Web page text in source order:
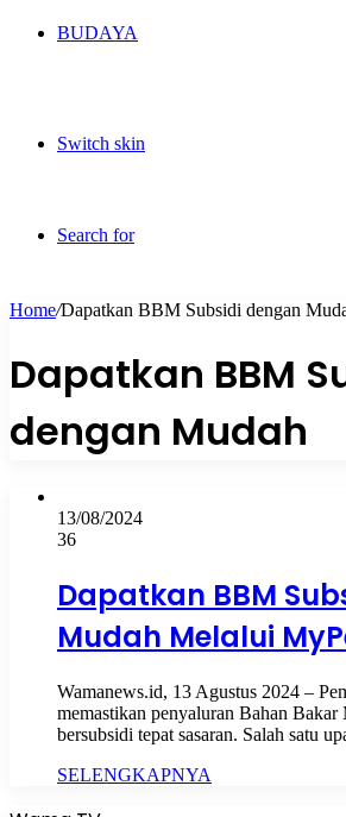
BUDAYA
Switch skin
Search for
Home/Dapatkan BBM Subsidi dengan
Dapatkan BBM
dengan Mudah
13/08/2024
36
Dapatkan BBM
Mudah Melalui
Wamanews.id, 13 Agustus 2024 –
memastikan penyaluran Bahan
bersubsidi tepat sasaran. Salah satu
SELENGKAPNYA